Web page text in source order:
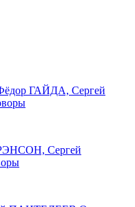
ГАЙДА, Сергей
Сергей